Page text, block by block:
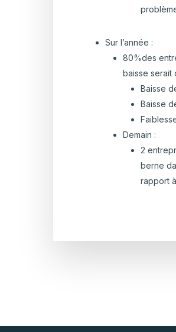
Sur l’année :
80%des
baisse serait
Baisse
Baisse
Demain :
2
berne
rapport